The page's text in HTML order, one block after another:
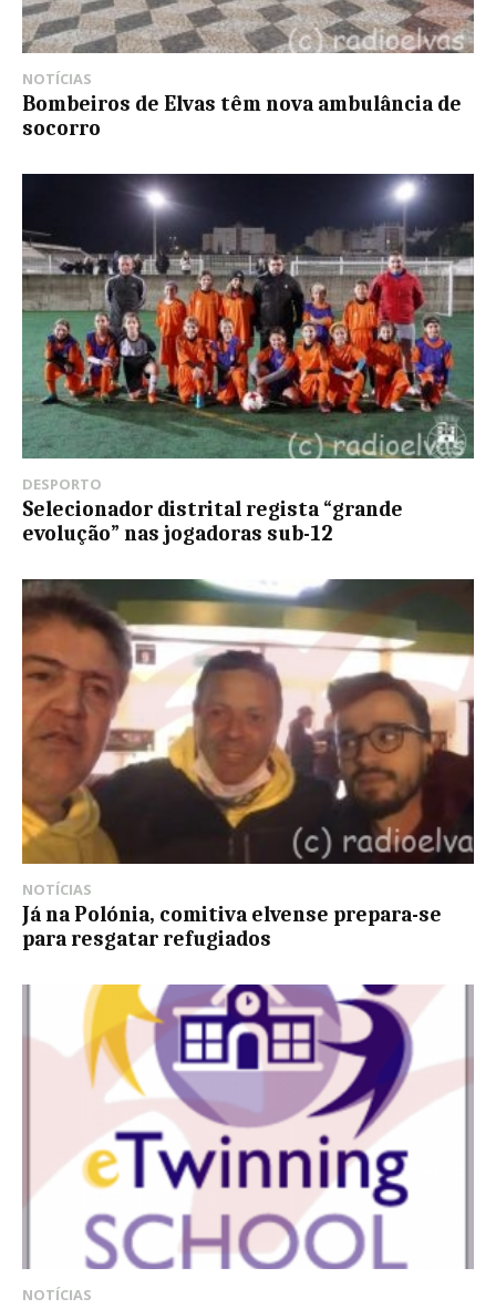
NOTÍCIAS
Bombeiros de Elvas têm nova ambulância de
socorro
DESPORTO
Selecionador distrital regista “grande
evolução” nas jogadoras sub-12
NOTÍCIAS
Já na Polónia, comitiva elvense prepara-se
para resgatar refugiados
NOTÍCIAS